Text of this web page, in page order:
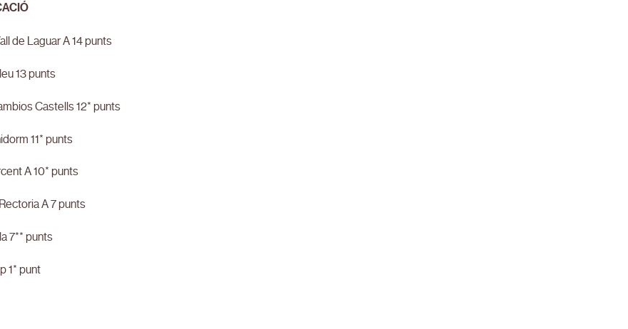
de Laguar A 14 punts
13 punts
Castells 12* punts
11* punts
A 10* punts
A 7 punts
7** punts
1* punt